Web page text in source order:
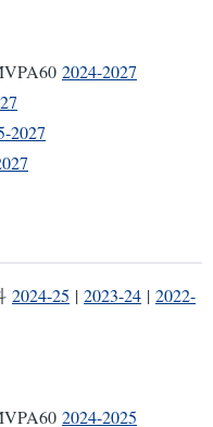
2024-2027
2027
2024-25 | 2023-24 | 2022-
2024-2025